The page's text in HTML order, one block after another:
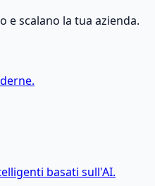
e scalano la tua azienda.
basati sull'AI.